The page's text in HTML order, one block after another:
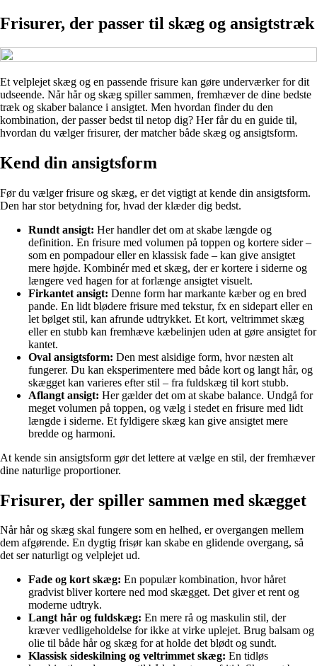
Frisurer, der passer til skæg og ansigtstræk
Et velplejet skæg og en passende frisure kan gøre underværker for dit
udseende. Når hår og skæg spiller sammen, fremhæver de dine bedste
træk og skaber balance i ansigtet. Men hvordan finder du den
kombination, der passer bedst til netop dig? Her får du en guide til,
hvordan du vælger frisurer, der matcher både skæg og ansigtsform.
Kend din ansigtsform
Før du vælger frisure og skæg, er det vigtigt at kende din ansigtsform.
Den har stor betydning for, hvad der klæder dig bedst.
Rundt ansigt: Her handler det om at skabe længde og
definition. En frisure med volumen på toppen og kortere sider –
som en pompadour eller en klassisk fade – kan give ansigtet
mere højde. Kombinér med et skæg, der er kortere i siderne og
længere ved hagen for at forlænge ansigtet visuelt.
Firkantet ansigt: Denne form har markante kæber og en bred
pande. En lidt blødere frisure med tekstur, fx en sidepart eller en
let bølget stil, kan afrunde udtrykket. Et kort, veltrimmet skæg
eller en stubb kan fremhæve kæbelinjen uden at gøre ansigtet for
kantet.
Oval ansigtsform: Den mest alsidige form, hvor næsten alt
fungerer. Du kan eksperimentere med både kort og langt hår, og
skægget kan varieres efter stil – fra fuldskæg til kort stubb.
Aflangt ansigt: Her gælder det om at skabe balance. Undgå for
meget volumen på toppen, og vælg i stedet en frisure med lidt
længde i siderne. Et fyldigere skæg kan give ansigtet mere
bredde og harmoni.
At kende sin ansigtsform gør det lettere at vælge en stil, der fremhæver
dine naturlige proportioner.
Frisurer, der spiller sammen med skægget
Når hår og skæg skal fungere som en helhed, er overgangen mellem
dem afgørende. En dygtig frisør kan skabe en glidende overgang, så
det ser naturligt og velplejet ud.
Fade og kort skæg: En populær kombination, hvor håret
gradvist bliver kortere ned mod skægget. Det giver et rent og
moderne udtryk.
Langt hår og fuldskæg: En mere rå og maskulin stil, der
kræver vedligeholdelse for ikke at virke uplejet. Brug balsam og
olie til både hår og skæg for at holde det blødt og sundt.
Klassisk sideskilning og veltrimmet skæg: En tidløs